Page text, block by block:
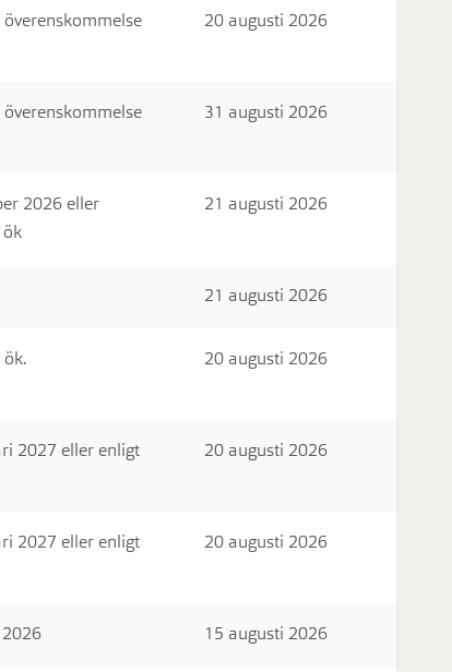
överenskommelse 20 augusti 2026
överenskommelse 31 augusti 2026
2026 eller
ök
21 augusti 2026
21 augusti 2026
ök. 20 augusti 2026
2027 eller enligt
20 augusti 2026
2027 eller enligt
20 augusti 2026
2026 15 augusti 2026